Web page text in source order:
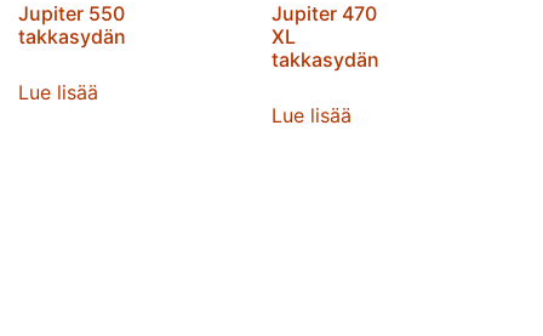
Jupiter 550
takkasydän
Lue lisää
Jupiter 470
XL
takkasydän
Lue lisää